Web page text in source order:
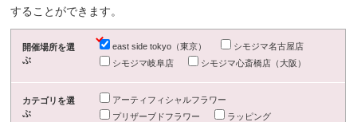
することができます。
開催場所を選
ぶ
east side tokyo（東京）
シモジマ名古屋店
シモジマ岐阜店
シモジマ心斎橋店（大阪）
カテゴリを選
ぶ
アーティフィシャルフラワー
プリザーブドフラワー
ラッピング